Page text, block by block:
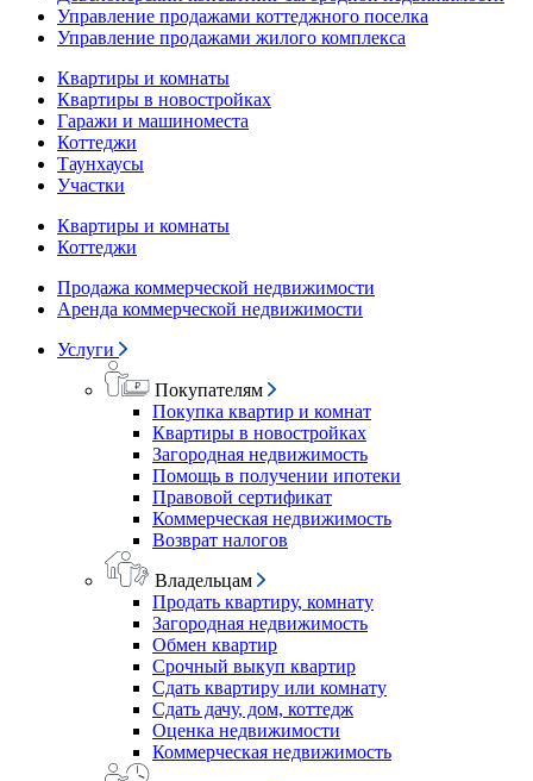
Управление продажами коттеджного поселка
Управление продажами жилого комплекса
Квартиры и комнаты
Квартиры в новостройках
Гаражи и машиноместа
Коттеджи
Таунхаусы
Участки
Квартиры и комнаты
Коттеджи
Продажа коммерческой недвижимости
Аренда коммерческой недвижимости
Услуги
Покупателям
Покупка квартир и комнат
Квартиры в новостройках
Загородная недвижимость
Помощь в получении ипотеки
Правовой сертификат
Коммерческая недвижимость
Возврат налогов
Владельцам
Продать квартиру, комнату
Загородная недвижимость
Обмен квартир
Срочный выкуп квартир
Сдать квартиру или комнату
Сдать дачу, дом, коттедж
Оценка недвижимости
Коммерческая недвижимость